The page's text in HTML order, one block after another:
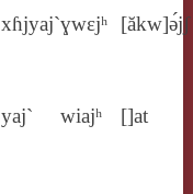
xɦjyaj`ɣwɛjʰ [ăkw]ə́jʃ
yaj` wiajʰ []at